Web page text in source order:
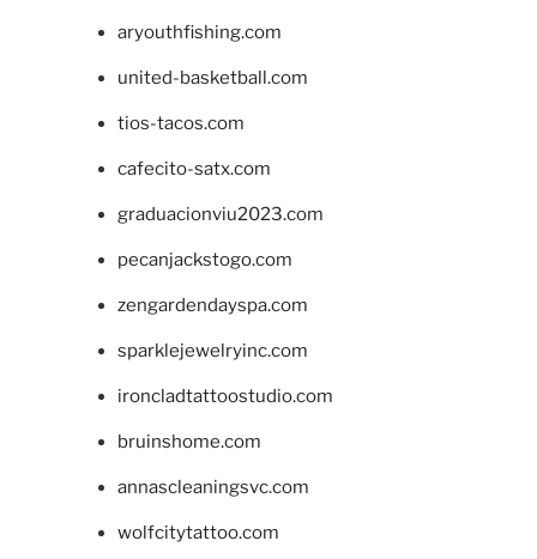
aryouthfishing.com
united-basketball.com
tios-tacos.com
cafecito-satx.com
graduacionviu2023.com
pecanjackstogo.com
zengardendayspa.com
sparklejewelryinc.com
ironcladtattoostudio.com
bruinshome.com
annascleaningsvc.com
wolfcitytattoo.com